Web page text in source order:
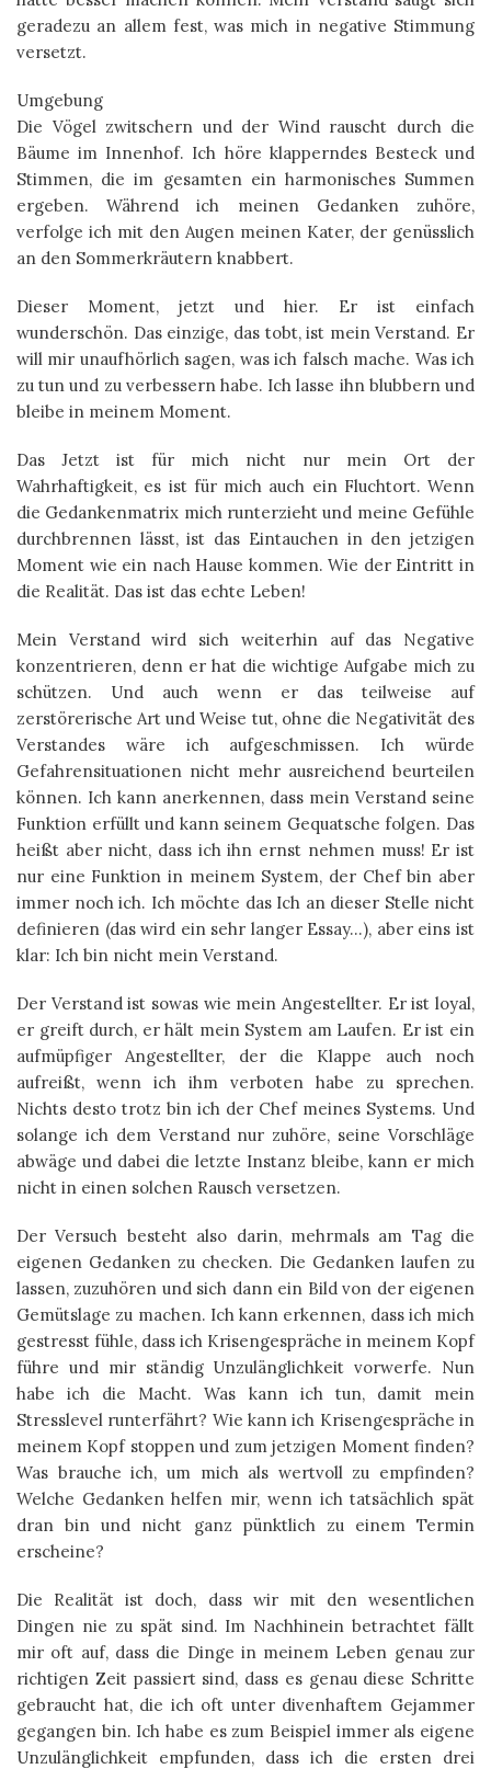
geradezu an allem fest, was mich in negative Stimmung
versetzt.
Umgebung
Die Vögel zwitschern und der Wind rauscht durch die
Bäume im Innenhof. Ich höre klapperndes Besteck und
Stimmen, die im gesamten ein harmonisches Summen
ergeben. Während ich meinen Gedanken zuhöre,
verfolge ich mit den Augen meinen Kater, der genüsslich
an den Sommerkräutern knabbert.
Dieser Moment, jetzt und hier. Er ist einfach
wunderschön. Das einzige, das tobt, ist mein Verstand. Er
will mir unaufhörlich sagen, was ich falsch mache. Was ich
zu tun und zu verbessern habe. Ich lasse ihn blubbern und
bleibe in meinem Moment.
Das Jetzt ist für mich nicht nur mein Ort der
Wahrhaftigkeit, es ist für mich auch ein Fluchtort. Wenn
die Gedankenmatrix mich runterzieht und meine Gefühle
durchbrennen lässt, ist das Eintauchen in den jetzigen
Moment wie ein nach Hause kommen. Wie der Eintritt in
die Realität. Das ist das echte Leben!
Mein Verstand wird sich weiterhin auf das Negative
konzentrieren, denn er hat die wichtige Aufgabe mich zu
schützen. Und auch wenn er das teilweise auf
zerstörerische Art und Weise tut, ohne die Negativität des
Verstandes wäre ich aufgeschmissen. Ich würde
Gefahrensituationen nicht mehr ausreichend beurteilen
können. Ich kann anerkennen, dass mein Verstand seine
Funktion erfüllt und kann seinem Gequatsche folgen. Das
heißt aber nicht, dass ich ihn ernst nehmen muss! Er ist
nur eine Funktion in meinem System, der Chef bin aber
immer noch ich. Ich möchte das Ich an dieser Stelle nicht
definieren (das wird ein sehr langer Essay…), aber eins ist
klar: Ich bin nicht mein Verstand.
Der Verstand ist sowas wie mein Angestellter. Er ist loyal,
er greift durch, er hält mein System am Laufen. Er ist ein
aufmüpfiger Angestellter, der die Klappe auch noch
aufreißt, wenn ich ihm verboten habe zu sprechen.
Nichts desto trotz bin ich der Chef meines Systems. Und
solange ich dem Verstand nur zuhöre, seine Vorschläge
abwäge und dabei die letzte Instanz bleibe, kann er mich
nicht in einen solchen Rausch versetzen.
Der Versuch besteht also darin, mehrmals am Tag die
eigenen Gedanken zu checken. Die Gedanken laufen zu
lassen, zuzuhören und sich dann ein Bild von der eigenen
Gemütslage zu machen. Ich kann erkennen, dass ich mich
gestresst fühle, dass ich Krisengespräche in meinem Kopf
führe und mir ständig Unzulänglichkeit vorwerfe. Nun
habe ich die Macht. Was kann ich tun, damit mein
Stresslevel runterfährt? Wie kann ich Krisengespräche in
meinem Kopf stoppen und zum jetzigen Moment finden?
Was brauche ich, um mich als wertvoll zu empfinden?
Welche Gedanken helfen mir, wenn ich tatsächlich spät
dran bin und nicht ganz pünktlich zu einem Termin
erscheine?
Die Realität ist doch, dass wir mit den wesentlichen
Dingen nie zu spät sind. Im Nachhinein betrachtet fällt
mir oft auf, dass die Dinge in meinem Leben genau zur
richtigen Zeit passiert sind, dass es genau diese Schritte
gebraucht hat, die ich oft unter divenhaftem Gejammer
gegangen bin. Ich habe es zum Beispiel immer als eigene
Unzulänglichkeit empfunden, dass ich die ersten drei